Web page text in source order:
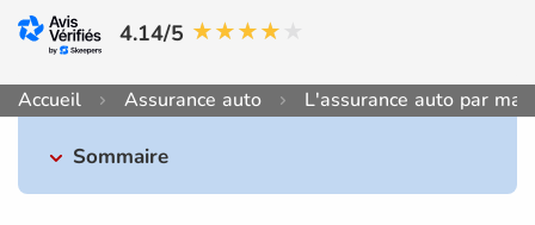
4.14/5
Accueil Assurance auto L'assurance auto par
Sommaire